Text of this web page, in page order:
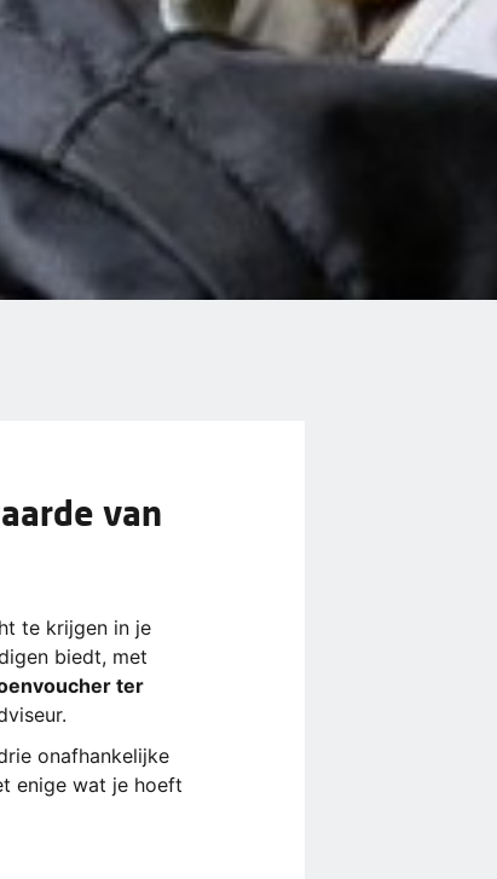
van
te krijgen in je
biedt, met
ter
onafhankelijke
enige wat je hoeft